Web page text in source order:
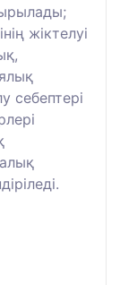
жіктелуі
себептері